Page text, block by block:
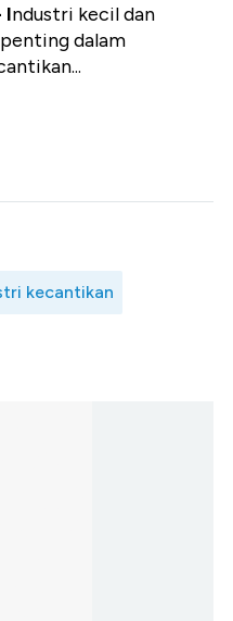
Industri kecil dan
dalam
kecantikan